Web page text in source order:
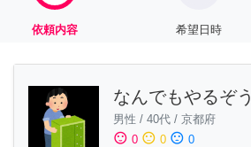
依頼内容 希望日時
なんでもやるぞう
男性 / 40代 / 京都府
sentiment_satisfied 0 sentiment_neutral 0 sentiment_dissatisfied 0